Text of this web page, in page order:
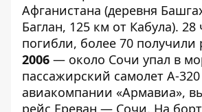
Афганистана (деревня
Баглан, 125 км от Кабула). 28
погибли, более 70 получили
2006 — около Сочи упал в
пассажирский самолет А-
авиакомпании «Армавиа»,
рейс Ереван — Сочи. На